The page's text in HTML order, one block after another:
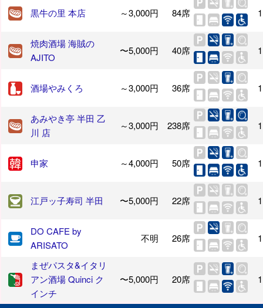
黒牛の里 本店 ～3,000円 84席
焼肉酒場 海賊の
AJITO
〜5,000円 40席
酒場やみくろ ～3,000円 36席
あみやき亭 半田 乙
川 店
～3,000円 238席
申家 ～4,000円 50席
江戸ッ子寿司 半田 〜5,000円 22席
DO CAFE by
ARISATO
不明 26席
まぜパスタ&イタリ
アン酒場 Quinci ク
インチ
〜5,000円 20席